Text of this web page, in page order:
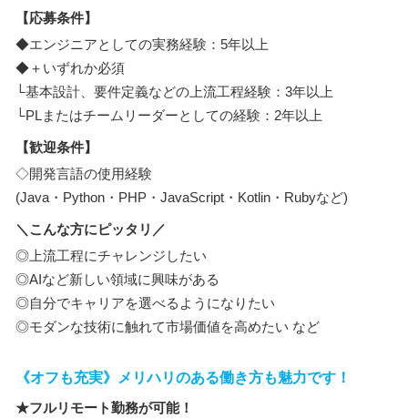
【応募条件】
◆エンジニアとしての実務経験：5年以上
◆＋いずれか必須
└基本設計、要件定義などの上流工程経験：3年以上
└PLまたはチームリーダーとしての経験：2年以上
【歓迎条件】
◇開発言語の使用経験
(Java・Python・PHP・JavaScript・Kotlin・Rubyなど)
＼こんな方にピッタリ／
◎上流工程にチャレンジしたい
◎AIなど新しい領域に興味がある
◎自分でキャリアを選べるようになりたい
◎モダンな技術に触れて市場価値を高めたい など
《オフも充実》メリハリのある働き方も魅力です！
★フルリモート勤務が可能！